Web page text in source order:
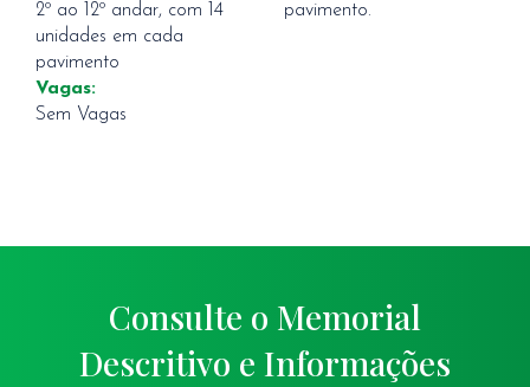
2º ao 12º andar, com 14
unidades em cada
pavimento
pavimento.
Vagas:
Sem Vagas
Consulte o Memorial
Descritivo e Informações